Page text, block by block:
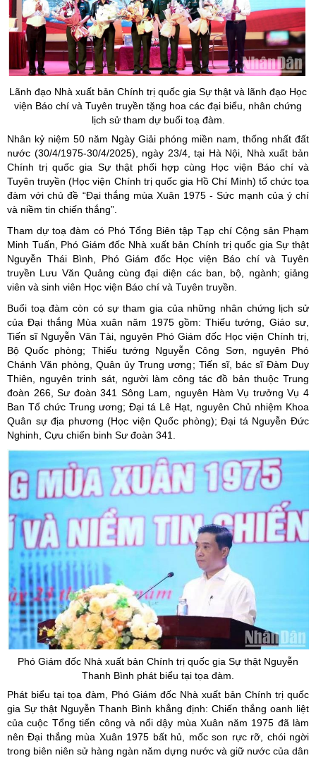
Lãnh đạo Nhà xuất bản Chính trị quốc gia Sự thật và lãnh đạo Học
viện Báo chí và Tuyên truyền tặng hoa các đại biểu, nhân chứng
lịch sử tham dự buổi toạ đàm.
Nhân kỷ niệm 50 năm Ngày Giải phóng miền nam, thống nhất đất
nước (30/4/1975-30/4/2025), ngày 23/4, tại Hà Nội, Nhà xuất bản
Chính trị quốc gia Sự thật phối hợp cùng Học viện Báo chí và
Tuyên truyền (Học viện Chính trị quốc gia Hồ Chí Minh) tổ chức tọa
đàm với chủ đề “Đại thắng mùa Xuân 1975 - Sức mạnh của ý chí
và niềm tin chiến thắng”.
Tham dự toạ đàm có Phó Tổng Biên tập Tạp chí Cộng sản Phạm
Minh Tuấn, Phó Giám đốc Nhà xuất bản Chính trị quốc gia Sự thật
Nguyễn Thái Bình, Phó Giám đốc Học viện Báo chí và Tuyên
truyền Lưu Văn Quảng cùng đại diện các ban, bộ, ngành; giảng
viên và sinh viên Học viện Báo chí và Tuyên truyền.
Buổi toạ đàm còn có sự tham gia của những nhân chứng lịch sử
của Đại thắng Mùa xuân năm 1975 gồm: Thiếu tướng, Giáo sư,
Tiến sĩ Nguyễn Văn Tài, nguyên Phó Giám đốc Học viện Chính trị,
Bộ Quốc phòng; Thiếu tướng Nguyễn Công Sơn, nguyên Phó
Chánh Văn phòng, Quân ủy Trung ương; Tiến sĩ, bác sĩ Đàm Duy
Thiên, nguyên trinh sát, người làm công tác đồ bản thuộc Trung
đoàn 266, Sư đoàn 341 Sông Lam, nguyên Hàm Vụ trưởng Vụ 4
Ban Tổ chức Trung ương; Đại tá Lê Hạt, nguyên Chủ nhiệm Khoa
Quân sự địa phương (Học viện Quốc phòng); Đại tá Nguyễn Đức
Nghinh, Cựu chiến binh Sư đoàn 341.
Phó Giám đốc Nhà xuất bản Chính trị quốc gia Sự thật Nguyễn
Thanh Bình phát biểu tại tọa đàm.
Phát biểu tại tọa đàm, Phó Giám đốc Nhà xuất bản Chính trị quốc
gia Sự thật Nguyễn Thanh Bình khẳng định: Chiến thắng oanh liệt
của cuộc Tổng tiến công và nổi dậy mùa Xuân năm 1975 đã làm
nên Đại thắng mùa Xuân 1975 bất hủ, mốc son rực rỡ, chói ngời
trong biên niên sử hàng ngàn năm dựng nước và giữ nước của dân